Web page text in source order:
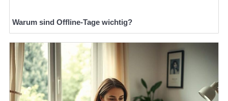
Warum sind Offline-Tage wichtig?